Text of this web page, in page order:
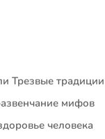
Трезвые
мифов
человека